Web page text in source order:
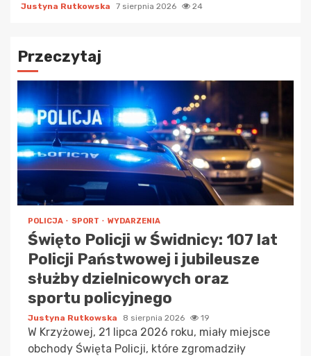
Justyna Rutkowska 7 sierpnia 2026 24
Przeczytaj
POLICJA SPORT WYDARZENIA
Święto Policji w Świdnicy: 107 lat
Policji Państwowej i jubileusze
służby dzielnicowych oraz
sportu policyjnego
Justyna Rutkowska 8 sierpnia 2026 19
W Krzyżowej, 21 lipca 2026 roku, miały miejsce
obchody Święta Policji, które zgromadziły